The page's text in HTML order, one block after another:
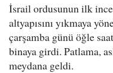
İsrail ordusunun ilk
altyapısını yıkmaya
çarşamba günü öğle
binaya girdi. Patlama,
meydana geldi.